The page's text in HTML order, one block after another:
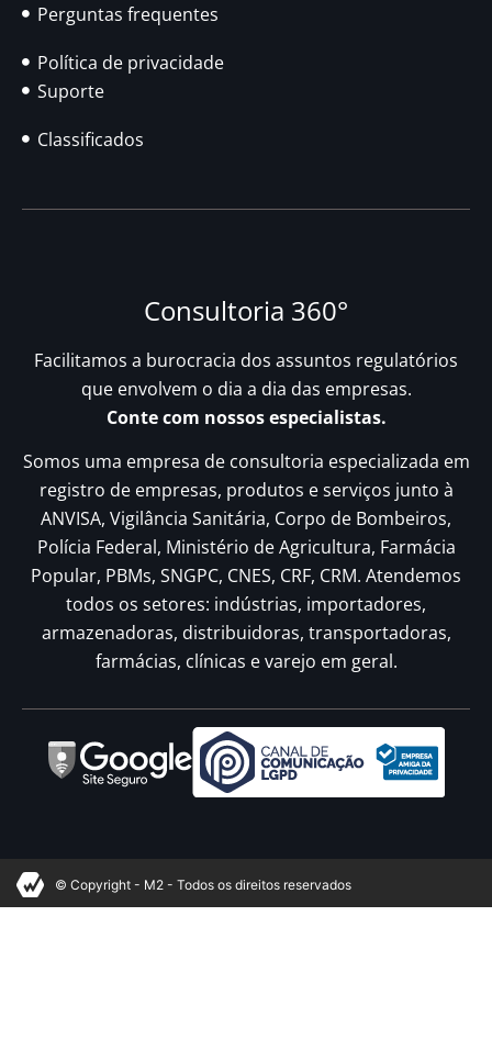
Perguntas frequentes
Política de privacidade
Suporte
Classificados
Consultoria 360°
Facilitamos a burocracia dos assuntos regulatórios
que envolvem o dia a dia das empresas.
Conte com nossos especialistas.
Somos uma empresa de consultoria especializada em
registro de empresas, produtos e serviços junto à
ANVISA, Vigilância Sanitária, Corpo de Bombeiros,
Polícia Federal, Ministério de Agricultura, Farmácia
Popular, PBMs, SNGPC, CNES, CRF, CRM. Atendemos
todos os setores: indústrias, importadores,
armazenadoras, distribuidoras, transportadoras,
farmácias, clínicas e varejo em geral.
© Copyright - M2 - Todos os direitos reservados